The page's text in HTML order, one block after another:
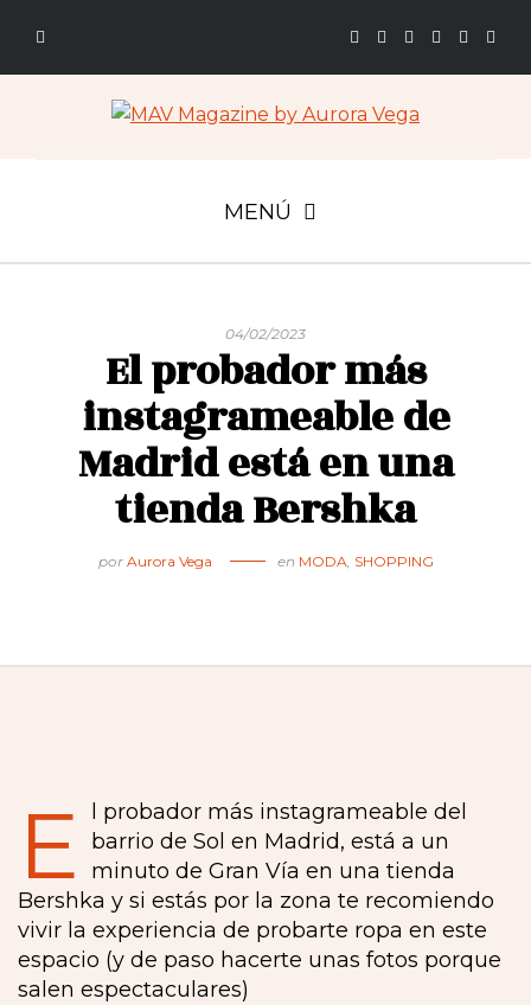
MENÚ
04/02/2023
El probador más
instagrameable de
Madrid está en una
tienda Bershka
por Aurora Vega en MODA, SHOPPING
E
l probador más instagrameable del
barrio de Sol en Madrid, está a un
minuto de Gran Vía en una tienda
Bershka y si estás por la zona te recomiendo
vivir la experiencia de probarte ropa en este
espacio (y de paso hacerte unas fotos porque
salen espectaculares)